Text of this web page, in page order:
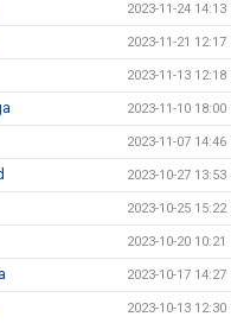
2023-11-24 14:13
2023-11-21 12:17
2023-11-13 12:18
2023-11-10 18:00
2023-11-07 14:46
2023-10-27 13:53
2023-10-25 15:22
2023-10-20 10:21
2023-10-17 14:27
2023-10-13 12:30